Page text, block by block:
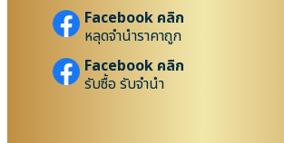
Facebook คลิก
หลุดจำนำราคาถูก
Facebook คลิก
รับซื้อ รับจำนำ